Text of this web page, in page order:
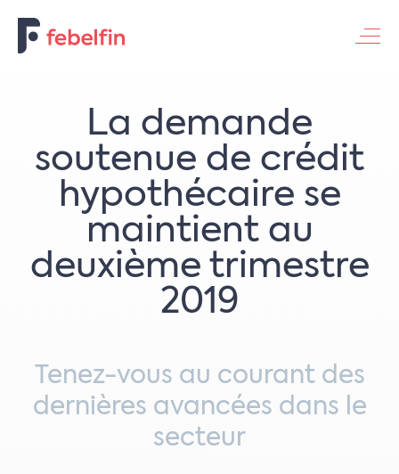
La demande
soutenue de crédit
hypothécaire se
maintient au
deuxième trimestre
2019
Tenez-vous au courant des
dernières avancées dans le
secteur